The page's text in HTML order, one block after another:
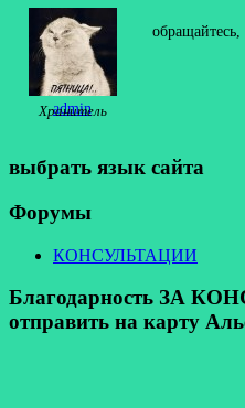
admin
Хранитель
выбрать язык сайта
Форумы
КОНСУЛЬТАЦИИ
Благодарность ЗА
отправить на карту